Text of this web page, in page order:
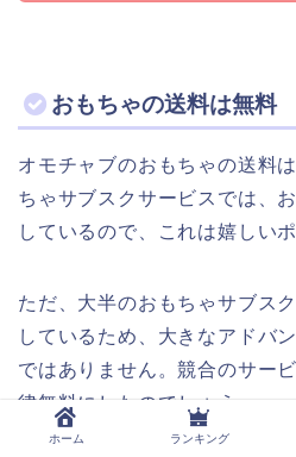
おもちゃの送料は無料
オモチャブのおもちゃの送料
ちゃサブスクサービスでは、
しているので、これは嬉しい
ただ、大半のおもちゃサブス
しているため、大きなアドバ
ではありません。競合のサー
律無料にしたのでしょう。
ホーム ランキング